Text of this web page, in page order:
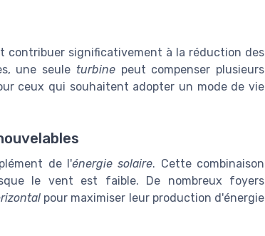
contribuer significativement à la réduction des
une seule turbinepeut compenser plusieurs
ceux qui souhaitent adopter un mode de vie
de l'énergie solaire. Cette combinaison
le vent est faible. De nombreux foyers
pour maximiser leur production d'énergie